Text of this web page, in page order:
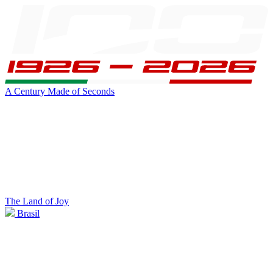
A Century Made of Seconds
The Land of Joy
Brasil